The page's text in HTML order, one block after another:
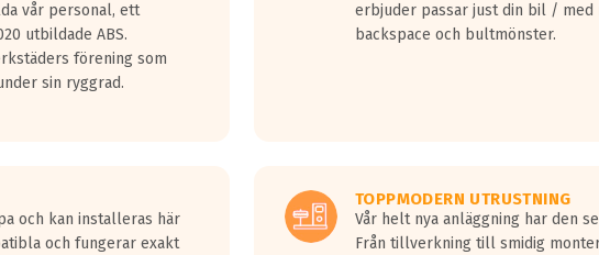
överträffa motorljudet.
ett däck med vågar. Hög bullernivå markeras med svarta vågor
kraven som finns i dagsläget, men är inte längre tillåtna enligt nya
vår personal, ett
utbildade ABS.
förening som
sin ryggrad.
erbjuder passar just din bil / med
backspace och bultmönster.
och kan installeras här
och fungerar exakt
TOPPMODERN UTRUSTNING
Vår helt nya anläggning har den
Från tillverkning till smidig